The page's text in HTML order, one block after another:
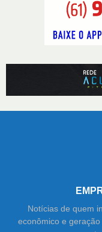
Notícias de quem
econômico e